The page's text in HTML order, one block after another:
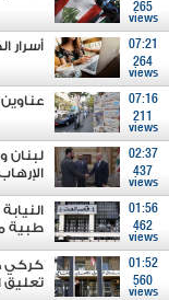
265
views
07:21
264
views
أسرار
07:16
211
views
عناوين
02:37
437
views
لبنان
01:56
462
views
طبية
01:52
560
views
كركي
تعليق